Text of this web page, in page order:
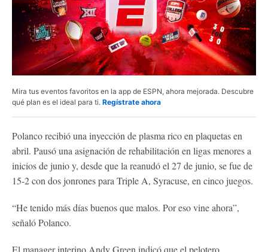
Mira tus eventos favoritos en la app de ESPN, ahora mejorada. Descubre
qué plan es el ideal para ti. Regístrate ahora
Polanco recibió una inyección de plasma rico en plaquetas en
abril. Pausó una asignación de rehabilitación en ligas menores a
inicios de junio y, desde que la reanudó el 27 de junio, se fue de
15-2 con dos jonrones para Triple A, Syracuse, en cinco juegos.
“He tenido más días buenos que malos. Por eso vine ahora”,
señaló Polanco.
El manager interino Andy Green indicó que el pelotero